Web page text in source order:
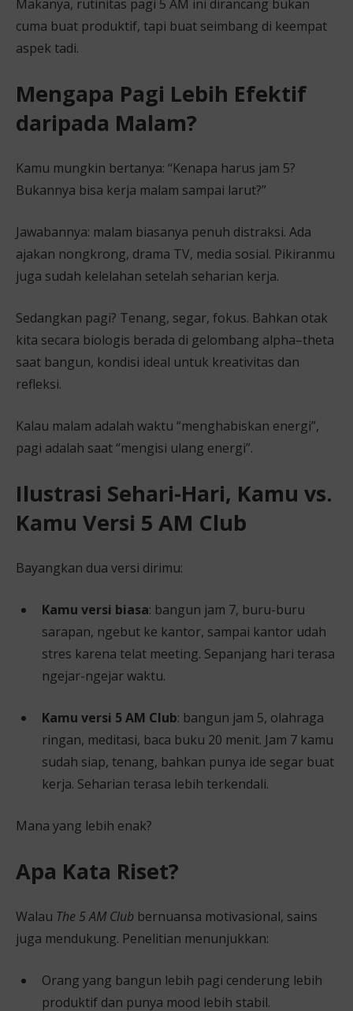
Makanya, rutinitas pagi 5 AM ini dirancang bukan
cuma buat produktif, tapi buat seimbang di keempat
aspek tadi.
Mengapa Pagi Lebih Efektif
daripada Malam?
Kamu mungkin bertanya: “Kenapa harus jam 5?
Bukannya bisa kerja malam sampai larut?”
Jawabannya: malam biasanya penuh distraksi. Ada
ajakan nongkrong, drama TV, media sosial. Pikiranmu
juga sudah kelelahan setelah seharian kerja.
Sedangkan pagi? Tenang, segar, fokus. Bahkan otak
kita secara biologis berada di gelombang alpha–theta
saat bangun, kondisi ideal untuk kreativitas dan
refleksi.
Kalau malam adalah waktu “menghabiskan energi”,
pagi adalah saat “mengisi ulang energi”.
Ilustrasi Sehari-Hari, Kamu vs.
Kamu Versi 5 AM Club
Bayangkan dua versi dirimu:
Kamu versi biasa: bangun jam 7, buru-buru
sarapan, ngebut ke kantor, sampai kantor udah
stres karena telat meeting. Sepanjang hari terasa
ngejar-ngejar waktu.
Kamu versi 5 AM Club: bangun jam 5, olahraga
ringan, meditasi, baca buku 20 menit. Jam 7 kamu
sudah siap, tenang, bahkan punya ide segar buat
kerja. Seharian terasa lebih terkendali.
Mana yang lebih enak?
Apa Kata Riset?
Walau The 5 AM Club bernuansa motivasional, sains
juga mendukung. Penelitian menunjukkan:
Orang yang bangun lebih pagi cenderung lebih
produktif dan punya mood lebih stabil.